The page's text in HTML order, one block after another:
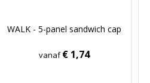
WALK - 5-panel sandwich cap
vanaf€ 1,74